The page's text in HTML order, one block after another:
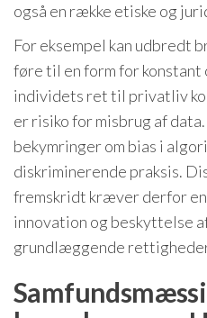
også en række etiske og
For eksempel kan udbredt
føre til en form for konstant
individets ret til privatliv
er risiko for misbrug af
bekymringer om bias i
diskriminerende praksis.
fremskridt kræver derfor
innovation og beskyttelse
grundlæggende